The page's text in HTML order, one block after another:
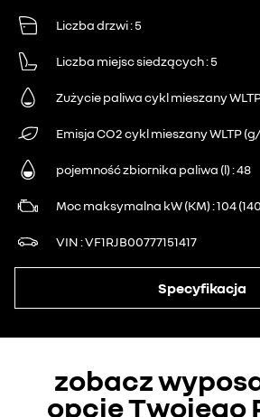
Liczba drzwi 5
Liczba miejsc siedzących 5
Zużycie paliwa cykl mieszany
Emisja CO2 cykl mieszany WLTP
pojemność zbiornika paliwa (l) 48
Moc maksymalna kW (KM) 104
VIN VF1RJB00777151417
Specyfikacja
zobacz
opcje Twojego